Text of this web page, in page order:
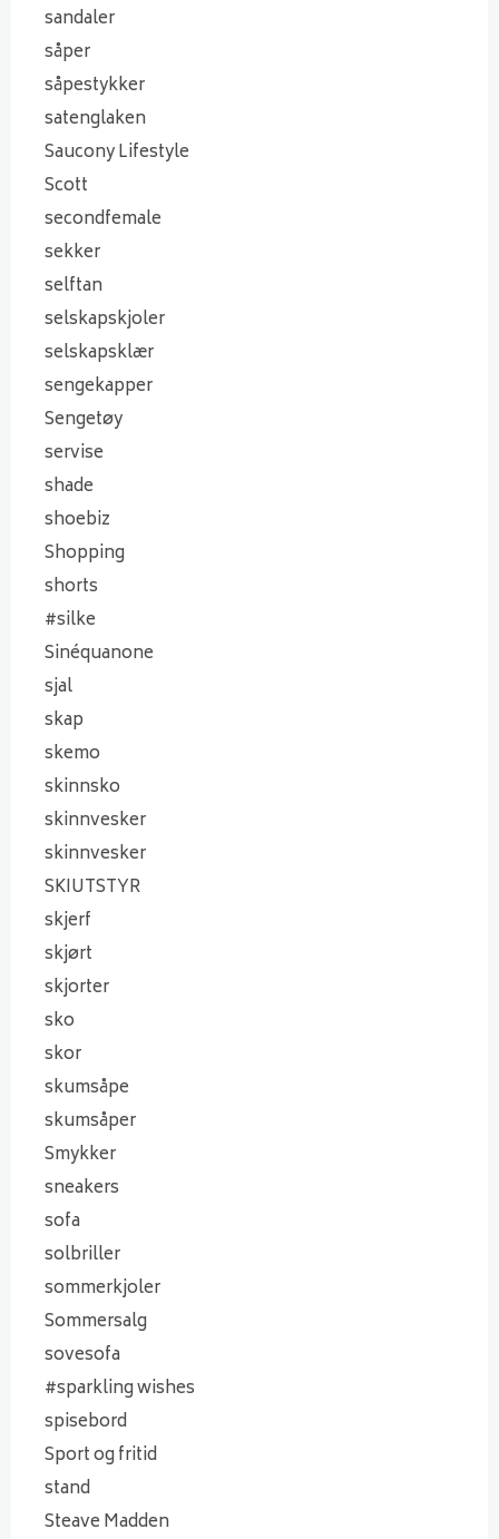
sandaler
såper
såpestykker
satenglaken
Saucony Lifestyle
Scott
secondfemale
sekker
selftan
selskapskjoler
selskapsklær
sengekapper
Sengetøy
servise
shade
shoebiz
Shopping
shorts
#silke
Sinéquanone
sjal
skap
skemo
skinnsko
skinnvesker
skinnvesker
SKIUTSTYR
skjerf
skjørt
skjorter
sko
skor
skumsåpe
skumsåper
Smykker
sneakers
sofa
solbriller
sommerkjoler
Sommersalg
sovesofa
#sparkling wishes
spisebord
Sport og fritid
stand
Steave Madden